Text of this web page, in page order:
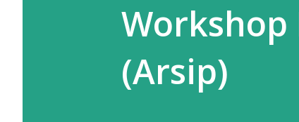
Workshop
(Arsip)